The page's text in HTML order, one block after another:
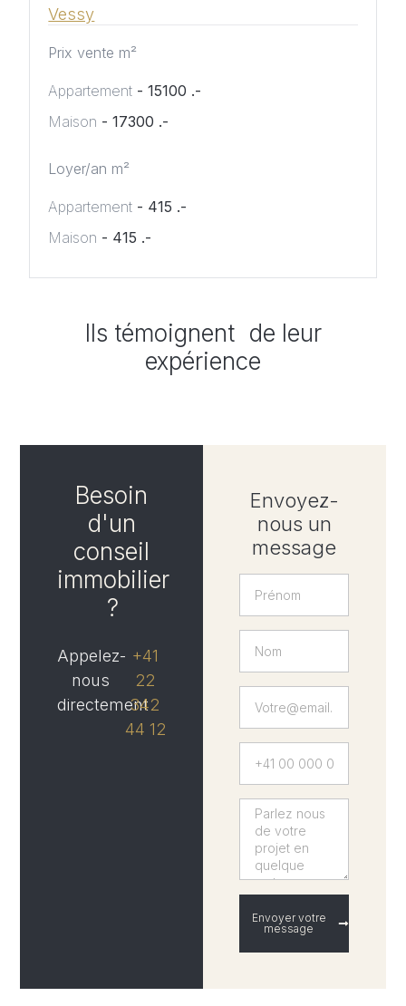
Vessy
Prix vente m²
Appartement - 15100 .-
Maison - 17300 .-
Loyer/an m²
Appartement - 415 .-
Maison - 415 .-
Ils témoignent de leur
expérience
Besoin
d'un
conseil
immobilier
?
Appelez-
nous
directement
+41
22
342
44 12
Envoyez-
nous un
message
Envoyer votre
message